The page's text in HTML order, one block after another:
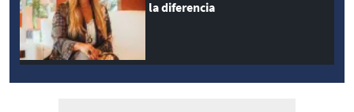
la diferencia